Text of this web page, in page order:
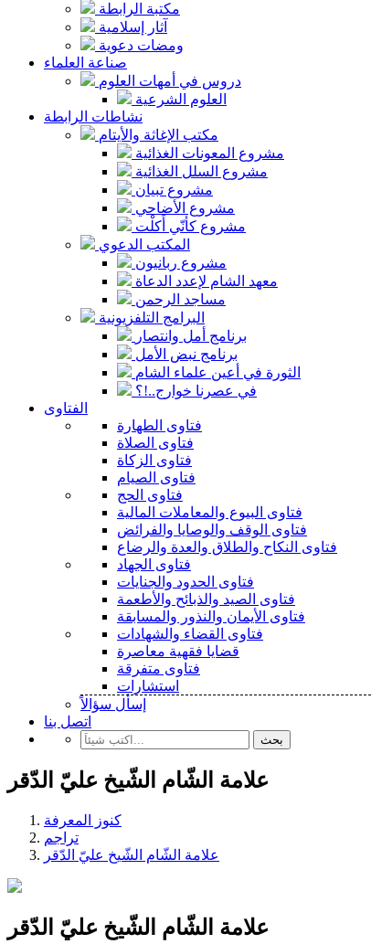
مكتبة الرابطة
آثار إسلامية
ومضات دعوية
صناعة العلماء
دروس في أمهات العلوم
العلوم الشرعية
نشاطات الرابطة
مكتب الإغاثة والأيتام
مشروع المعونات الغذائية
مشروع السلل الغذائية
مشروع تبيان
مشروع الأضاحي
مشروع كأنّي أَكلْت
المكتب الدعوي
مشروع ربانيون
معهد الشام لإعدد الدعاة
مساجد الرحمن
البرامج التلفزيونية
برنامج أمل وانتصار
برنامج نبض الأمل
الثورة في أعين علماء الشام
في عصرنا خوارج..!؟
الفتاوى
فتاوى الطهارة
فتاوى الصلاة
فتاوى الزكاة
فتاوى الصيام
فتاوى الحج
فتاوى البيوع والمعاملات المالية
فتاوى الوقف والوصايا والفرائض
فتاوى النكاح والطلاق والعدة والرضاع
فتاوى الجهاد
فتاوى الحدود والجنايات
فتاوى الصيد والذبائح والأطعمة
فتاوى الأيمان والنذور والمسابقة
فتاوى القضاء والشهادات
قضايا فقهية معاصرة
فتاوى متفرقة
استشارات
إسأل سؤالاً
اتصل بنا
بحث
علامة الشّام الشّيخ عليّ الدّقر
كنوز المعرفة
تراجم
علامة الشّام الشّيخ عليّ الدّقر
علامة الشّام الشّيخ عليّ الدّقر